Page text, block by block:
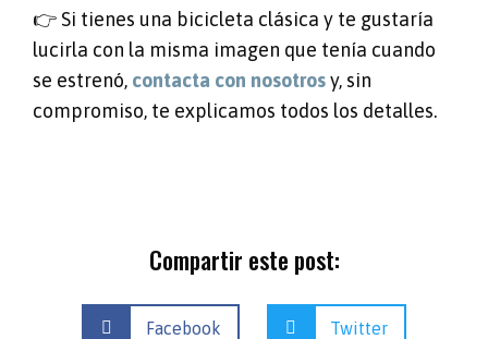
👉 Si tienes una bicicleta clásica y te gustaría
lucirla con la misma imagen que tenía cuando
se estrenó, contacta con nosotrosy, sin
compromiso, te explicamos todos los detalles.
Compartir este post:
Facebook Twitter